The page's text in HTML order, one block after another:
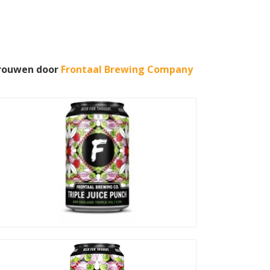
door Frontaal Brewing Company